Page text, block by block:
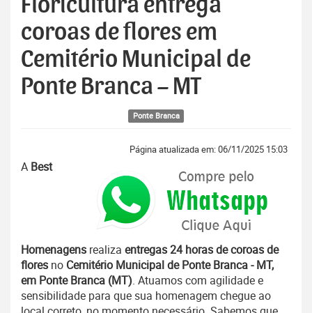
Floricultura entrega
coroas de flores em
Cemitério Municipal de
Ponte Branca – MT
Ponte Branca
Página atualizada em: 06/11/2025 15:03
A Best
Homenagens realiza entregas 24 horas de coroas de
flores no Cemitério Municipal de Ponte Branca - MT,
em Ponte Branca (MT). Atuamos com agilidade e
sensibilidade para que sua homenagem chegue ao